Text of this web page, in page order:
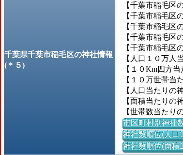
千葉県千葉市稲毛区の神社情報
(＊５)
【千葉市稲毛区
【千葉市稲毛区
【千葉市稲毛区
【千葉市稲毛区
【千葉市稲毛区
【人口１０万人
【１０Km四方
【１０万世帯当
【人口当たりの
【面積当たりの
【世帯数当たり
市区町村別神社
神社数順位(人口
神社数順位(面積